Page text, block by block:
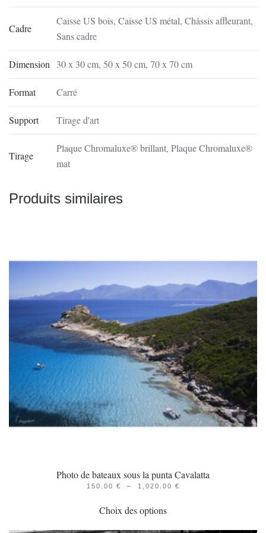
Cadre
Caisse US bois, Caisse US métal, Châssis affleurant,
Sans cadre
Dimension 30 x 30 cm, 50 x 50 cm, 70 x 70 cm
Format Carré
Support Tirage d'art
Tirage
Plaque Chromaluxe® brillant, Plaque Chromaluxe®
mat
Produits similaires
Photo de bateaux sous la punta Cavalatta
150.00 € – 1,020.00 €
Choix des optionsproduit
a